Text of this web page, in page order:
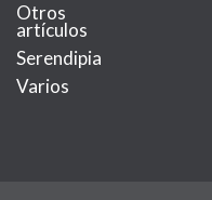
Otros
artículos
Serendipia
Varios